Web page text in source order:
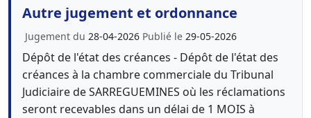
Autre jugement et ordonnance
Jugement du 28-04-2026 Publié le 29-05-2026
Dépôt de l'état des créances - Dépôt de l'état des
créances à la chambre commerciale du Tribunal
Judiciaire de SARREGUEMINES où les réclamations
seront recevables dans un délai de 1 MOIS à